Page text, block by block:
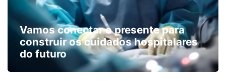
Vamos conectar o presente para
construir os cuidados hospitalares
do futuro